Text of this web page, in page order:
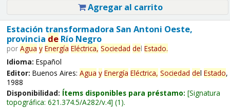
Agregar al carrito
Estación transformadora San Antoni Oeste,
provincia deRío Negro
por Agua y Energía Eléctrica, Sociedad del Estado.
Idioma: Español
Editor: Buenos Aires: Agua y Energía Eléctrica, Sociedad del Estado,
1988
Disponibilidad: Ítems disponibles para préstamo: Signatura
topográfica: 621.374.5/A282/v.4 (1).